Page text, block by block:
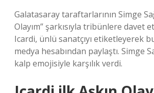
Galatasaray taraftarlarının Simge
Olayım” şarkısıyla tribünlere davet
Icardi, ünlü sanatçıyı etiketleyerek
medya hesabından paylaştı. Simge
kalp emojisiyle karşılık verdi.